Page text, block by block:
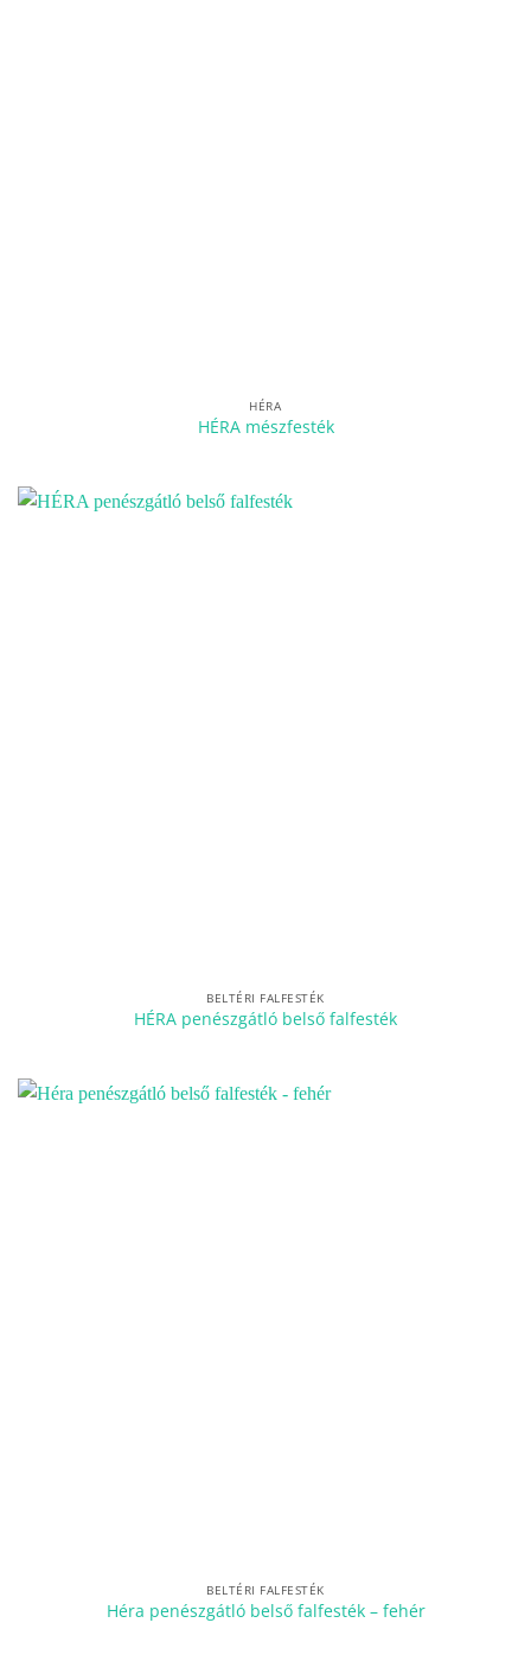
HÉRA
HÉRA mészfesték
BELTÉRI FALFESTÉK
HÉRA penészgátló belső falfesték
BELTÉRI FALFESTÉK
Héra penészgátló belső falfesték – fehér